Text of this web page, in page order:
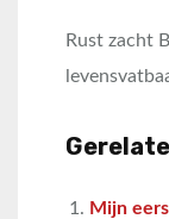
Rust zacht
Mijn